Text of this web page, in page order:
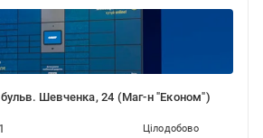
Шевченка, 24 (Маг-н "Економ")
Цілодобово